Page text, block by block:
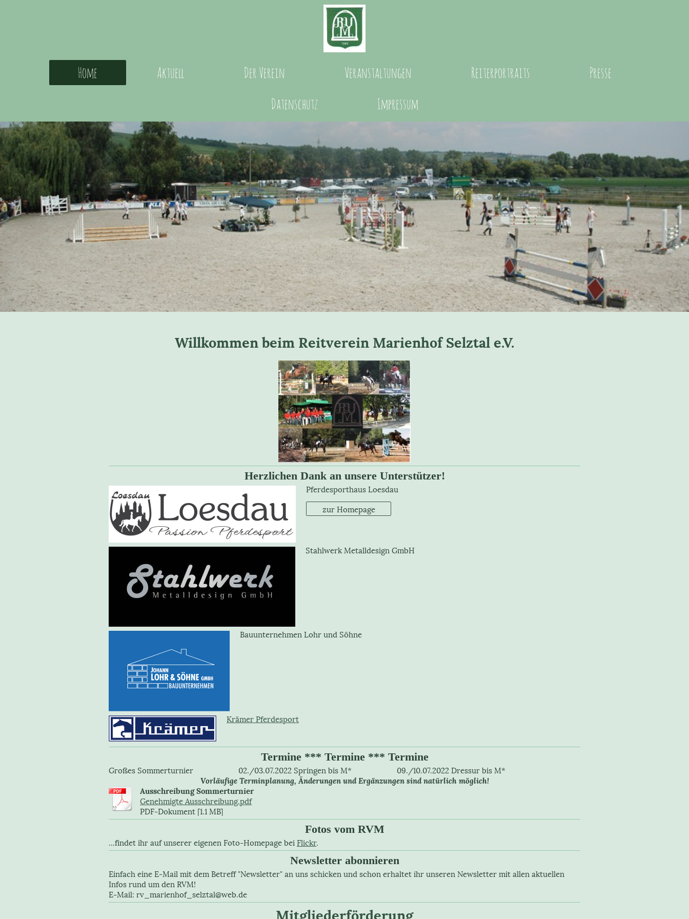
Home Aktuell Der Verein Veranstaltungen Reiterportraits
Presse
Datenschutz
Impressum
Willkommen beim Reitverein Marienhof Selztal e.V.
Herzlichen Dank an unsere Unterstützer!
Pferdesporthaus Loesdau
zur Homepage
Stahlwerk Metalldesign GmbH
Bauunternehmen Lohr und Söhne
Krämer Pferdesport
Termine *** Termine *** Termine
Großes Sommerturnier 02./03.07.2022 Springen bis M* 09./10.07.2022 Dressur bis M*
Vorläufige Terminplanung, Änderungen und Ergänzungen sind natürlich möglich!
Ausschreibung Sommerturnier
Genehmigte Ausschreibung.pdf
PDF-Dokument [1.1 MB]
Fotos vom RVM
...findet ihr auf unserer eigenen Foto-Homepage beiFlickr.
Newsletter abonnieren
Einfach eine E-Mail mit dem Betreff "Newsletter" an uns schicken und schon erhaltet ihr unseren Newsletter mit allen aktuellen
Infos rund um den RVM!
E-Mail: rv_marienhof_selztal@web.de
Mitgliederförderung